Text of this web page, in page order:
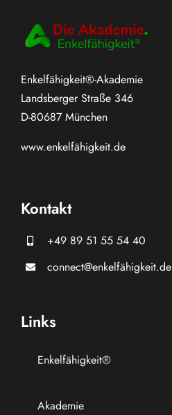
Enkelfähigkeit®-Akademie
Landsberger Straße 346
D-80687 München
www.enkelfähigkeit.de
Kontakt
+49 89 51 55 54 40
connect@enkelfähigkeit.de
Links
Enkelfähigkeit®
Akademie